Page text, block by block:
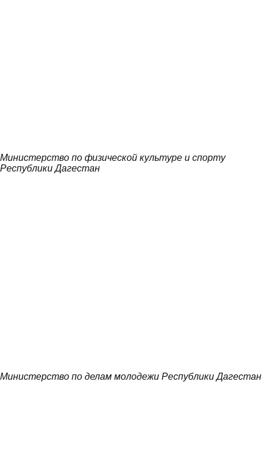
Министерство по физической культуре и спорту
Республики Дагестан
Министерство по делам молодежи Республики Дагестан